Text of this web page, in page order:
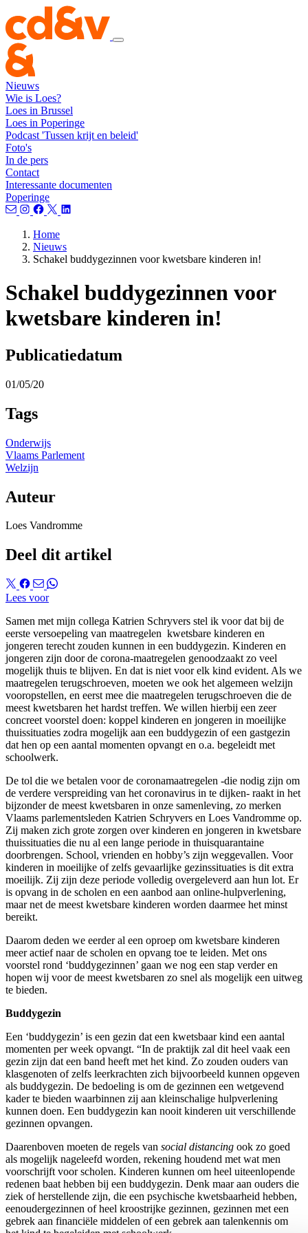
Nieuws
Wie is Loes?
Loes in Brussel
Loes in Poperinge
Podcast 'Tussen krijt en beleid'
Foto's
In de pers
Contact
Interessante documenten
Poperinge
Home
Nieuws
Schakel buddygezinnen voor kwetsbare kinderen in!
Schakel buddygezinnen voor
kwetsbare kinderen in!
Publicatiedatum
01/05/20
Tags
Onderwijs
Vlaams Parlement
Welzijn
Auteur
Loes Vandromme
Deel dit artikel
Lees voor
Samen met mijn collega Katrien Schryvers stel ik voor dat bij de
eerste versoepeling van maatregelen kwetsbare kinderen en
jongeren terecht zouden kunnen in een buddygezin. Kinderen en
jongeren zijn door de corona-maatregelen genoodzaakt zo veel
mogelijk thuis te blijven. En dat is niet voor elk kind evident. Als we
maatregelen terugschroeven, moeten we ook het algemeen welzijn
vooropstellen, en eerst mee die maatregelen terugschroeven die de
meest kwetsbaren het hardst treffen. We willen hierbij een zeer
concreet voorstel doen: koppel kinderen en jongeren in moeilijke
thuissituaties zodra mogelijk aan een buddygezin of een gastgezin
dat hen op een aantal momenten opvangt en o.a. begeleidt met
schoolwerk.
De tol die we betalen voor de coronamaatregelen -die nodig zijn om
de verdere verspreiding van het coronavirus in te dijken- raakt in het
bijzonder de meest kwetsbaren in onze samenleving, zo merken
Vlaams parlementsleden Katrien Schryvers en Loes Vandromme op.
Zij maken zich grote zorgen over kinderen en jongeren in kwetsbare
thuissituaties die nu al een lange periode in thuisquarantaine
doorbrengen. School, vrienden en hobby’s zijn weggevallen. Voor
kinderen in moeilijke of zelfs gevaarlijke gezinssituaties is dit extra
moeilijk. Zij zijn deze periode volledig overgeleverd aan hun lot. Er
is opvang in de scholen en een aanbod aan online-hulpverlening,
maar net de meest kwetsbare kinderen worden daarmee het minst
bereikt.
Daarom deden we eerder al een oproep om kwetsbare kinderen
meer actief naar de scholen en opvang toe te leiden. Met ons
voorstel rond ‘buddygezinnen’ gaan we nog een stap verder en
hopen wij voor de meest kwetsbaren zo snel als mogelijk een uitweg
te bieden.
Buddygezin
Een ‘buddygezin’ is een gezin dat een kwetsbaar kind een aantal
momenten per week opvangt. “In de praktijk zal dit heel vaak een
gezin zijn dat een band heeft met het kind. Zo zouden ouders van
klasgenoten of zelfs leerkrachten zich bijvoorbeeld kunnen opgeven
als buddygezin. De bedoeling is om de gezinnen een wetgevend
kader te bieden waarbinnen zij aan kleinschalige hulpverlening
kunnen doen. Een buddygezin kan nooit kinderen uit verschillende
gezinnen opvangen.
Daarenboven moeten de regels van social distancing ook zo goed
als mogelijk nageleefd worden, rekening houdend met wat men
voorschrijft voor scholen. Kinderen kunnen om heel uiteenlopende
redenen baat hebben bij een buddygezin. Denk maar aan ouders die
ziek of herstellende zijn, die een psychische kwetsbaarheid hebben,
eenoudergezinnen of heel kroostrijke gezinnen, gezinnen met een
gebrek aan financiële middelen of een gebrek aan talenkennis om